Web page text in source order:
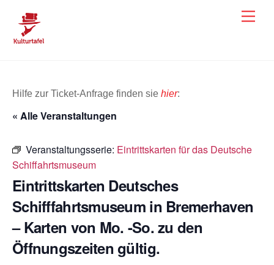
content
Hilfe zur Ticket-Anfrage finden sie hier:
« Alle Veranstaltungen
Veranstaltungsserie: Eintrittskarten für das Deutsche
Schiffahrtsmuseum
Eintrittskarten Deutsches
Schifffahrtsmuseum in Bremerhaven
– Karten von Mo. -So. zu den
Öffnungszeiten gültig.